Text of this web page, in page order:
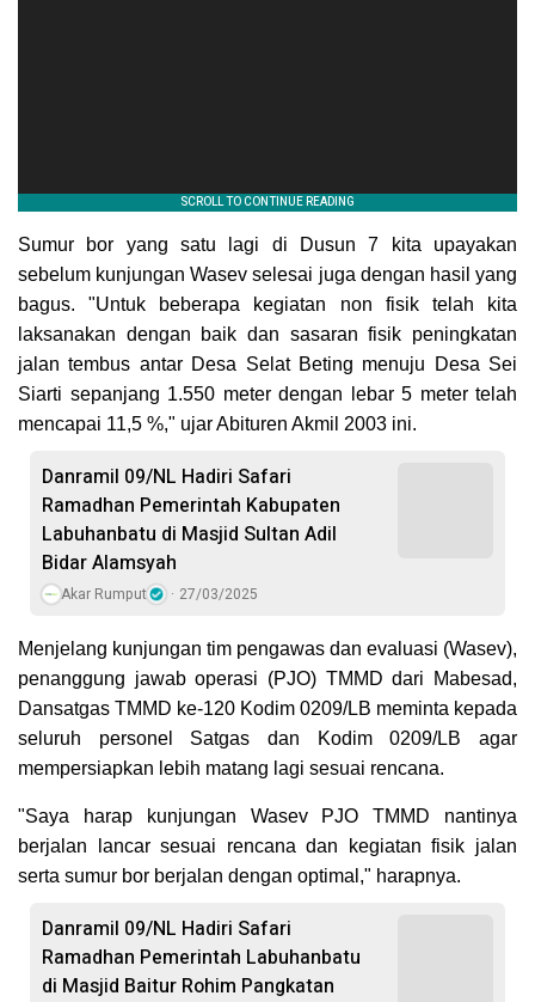
Sumur bor yang satu lagi di Dusun 7 kita upayakan
sebelum kunjungan Wasev selesai juga dengan hasil yang
bagus. "Untuk beberapa kegiatan non fisik telah kita
laksanakan dengan baik dan sasaran fisik peningkatan
jalan tembus antar Desa Selat Beting menuju Desa Sei
Siarti sepanjang 1.550 meter dengan lebar 5 meter telah
mencapai 11,5 %," ujar Abituren Akmil 2003 ini.
Danramil 09/NL Hadiri Safari
Ramadhan Pemerintah Kabupaten
Labuhanbatu di Masjid Sultan Adil
Bidar Alamsyah
Akar Rumput 27/03/2025
Menjelang kunjungan tim pengawas dan evaluasi (Wasev),
penanggung jawab operasi (PJO) TMMD dari Mabesad,
Dansatgas TMMD ke-120 Kodim 0209/LB meminta kepada
seluruh personel Satgas dan Kodim 0209/LB agar
mempersiapkan lebih matang lagi sesuai rencana.
"Saya harap kunjungan Wasev PJO TMMD nantinya
berjalan lancar sesuai rencana dan kegiatan fisik jalan
serta sumur bor berjalan dengan optimal," harapnya.
Danramil 09/NL Hadiri Safari
Ramadhan Pemerintah Labuhanbatu
di Masjid Baitur Rohim Pangkatan